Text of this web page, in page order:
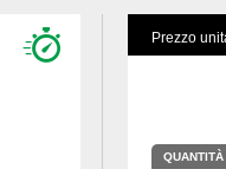
Prezzo
QUANTITÀ